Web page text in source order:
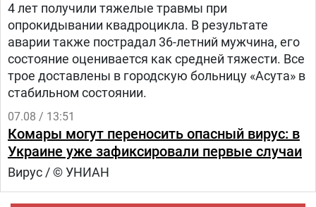
4 лет получили тяжелые травмы при
опрокидывании квадроцикла. В результате
аварии также пострадал 36-летний мужчина, его
состояние оценивается как средней тяжести. Все
трое доставлены в городскую больницу «Асута» в
стабильном состоянии.
07.08 / 13:51
Комары могут переносить опасный вирус: в
Украине уже зафиксировали первые случаи
Вирус / © УНИАН